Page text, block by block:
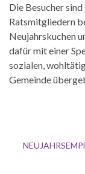
Die Besucher
Ratsmitgliedern
Neujahrskuchen
dafür mit einer
sozialen,
Gemeinde